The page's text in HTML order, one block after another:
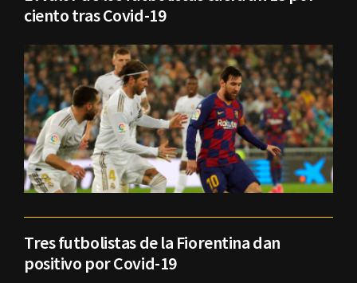
ciento tras Covid-19
Tres futbolistas de la Fiorentina dan
positivo por Covid-19